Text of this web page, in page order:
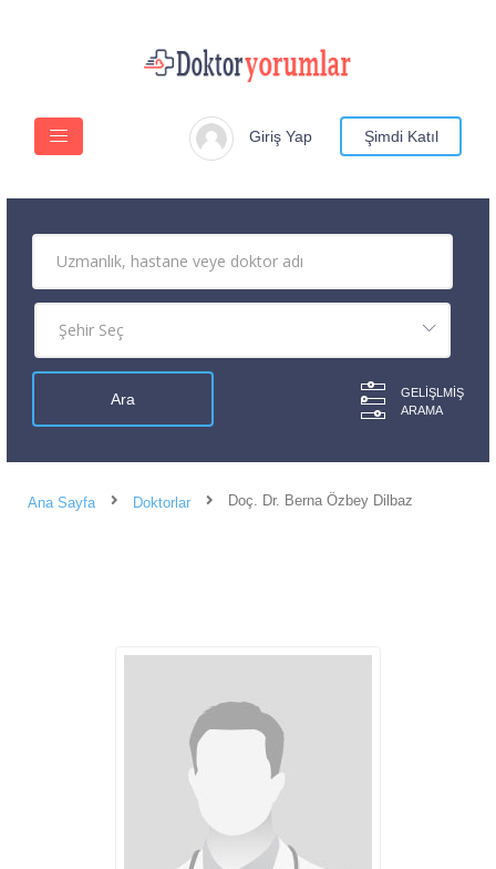
Giriş Yap Şimdi Katıl
GELIŞLMIŞ
ARAMA
Ana Sayfa Doktorlar Doç. Dr. Berna Özbey Dilbaz